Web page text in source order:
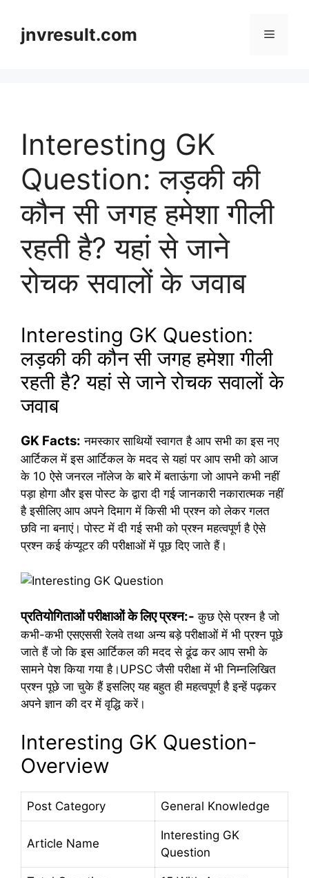
contentjnvresult.com Menu
Interesting GK
Question: लड़की की
कौन सी जगह हमेशा गीली
रहती है? यहां से जाने
रोचक सवालों के जवाब
Interesting GK Question:
लड़की की कौन सी जगह हमेशा गीली
रहती है? यहां से जाने रोचक सवालों के
जवाब
GK Facts: नमस्कार साथियों स्वागत है आप सभी का इस नए
आर्टिकल में इस आर्टिकल के मदद से यहां पर आप सभी को आज
के 10 ऐसे जनरल नॉलेज के बारे में बताऊंगा जो आपने कभी नहीं
पड़ा होगा और इस पोस्ट के द्वारा दी गई जानकारी नकारात्मक नहीं
है इसीलिए आप अपने दिमाग में किसी भी प्रश्न को लेकर गलत
छवि ना बनाएं। पोस्ट में दी गई सभी को प्रश्न महत्वपूर्ण है ऐसे
प्रश्न कई कंप्यूटर की परीक्षाओं में पूछ दिए जाते हैं।
प्रतियोगिताओं परीक्षाओं के लिए प्रश्न:- कुछ ऐसे प्रश्न है जो
कभी-कभी एसएससी रेलवे तथा अन्य बड़े परीक्षाओं में भी प्रश्न पूछे
जाते हैं जो कि इस आर्टिकल की मदद से ढूंढ कर आप सभी के
सामने पेश किया गया है।UPSC जैसी परीक्षा में भी निम्नलिखित
प्रश्न पूछे जा चुके हैं इसलिए यह बहुत ही महत्वपूर्ण है इन्हें पढ़कर
अपने ज्ञान की दर में वृद्धि करें।
Interesting GK Question-
Overview
Post Category General Knowledge
Article Name
Interesting GK
Question